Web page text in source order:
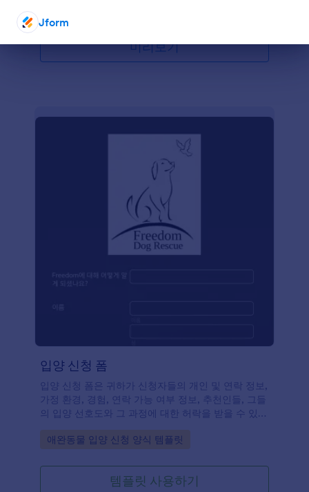
Jform
미리보기
입양 신청 폼
입양 신청 폼은 귀하가 신청자들의 개인 및 연락 정보,
가정 환경, 경험, 연락 가능 여부 정보, 추천인들, 그들
의 입양 선호도와 그 과정에 대한 허락을 받을 수 있도
록 합니다. 귀하는 다양한 위젯과 함께 템플릿을 맞춤
설정 할 수 있고 로고를 추가하거나 귀하의 웹사이트
있습니다.
Go to Category:
애완동물 입양 신청 양식 템플릿
템플릿 사용하기